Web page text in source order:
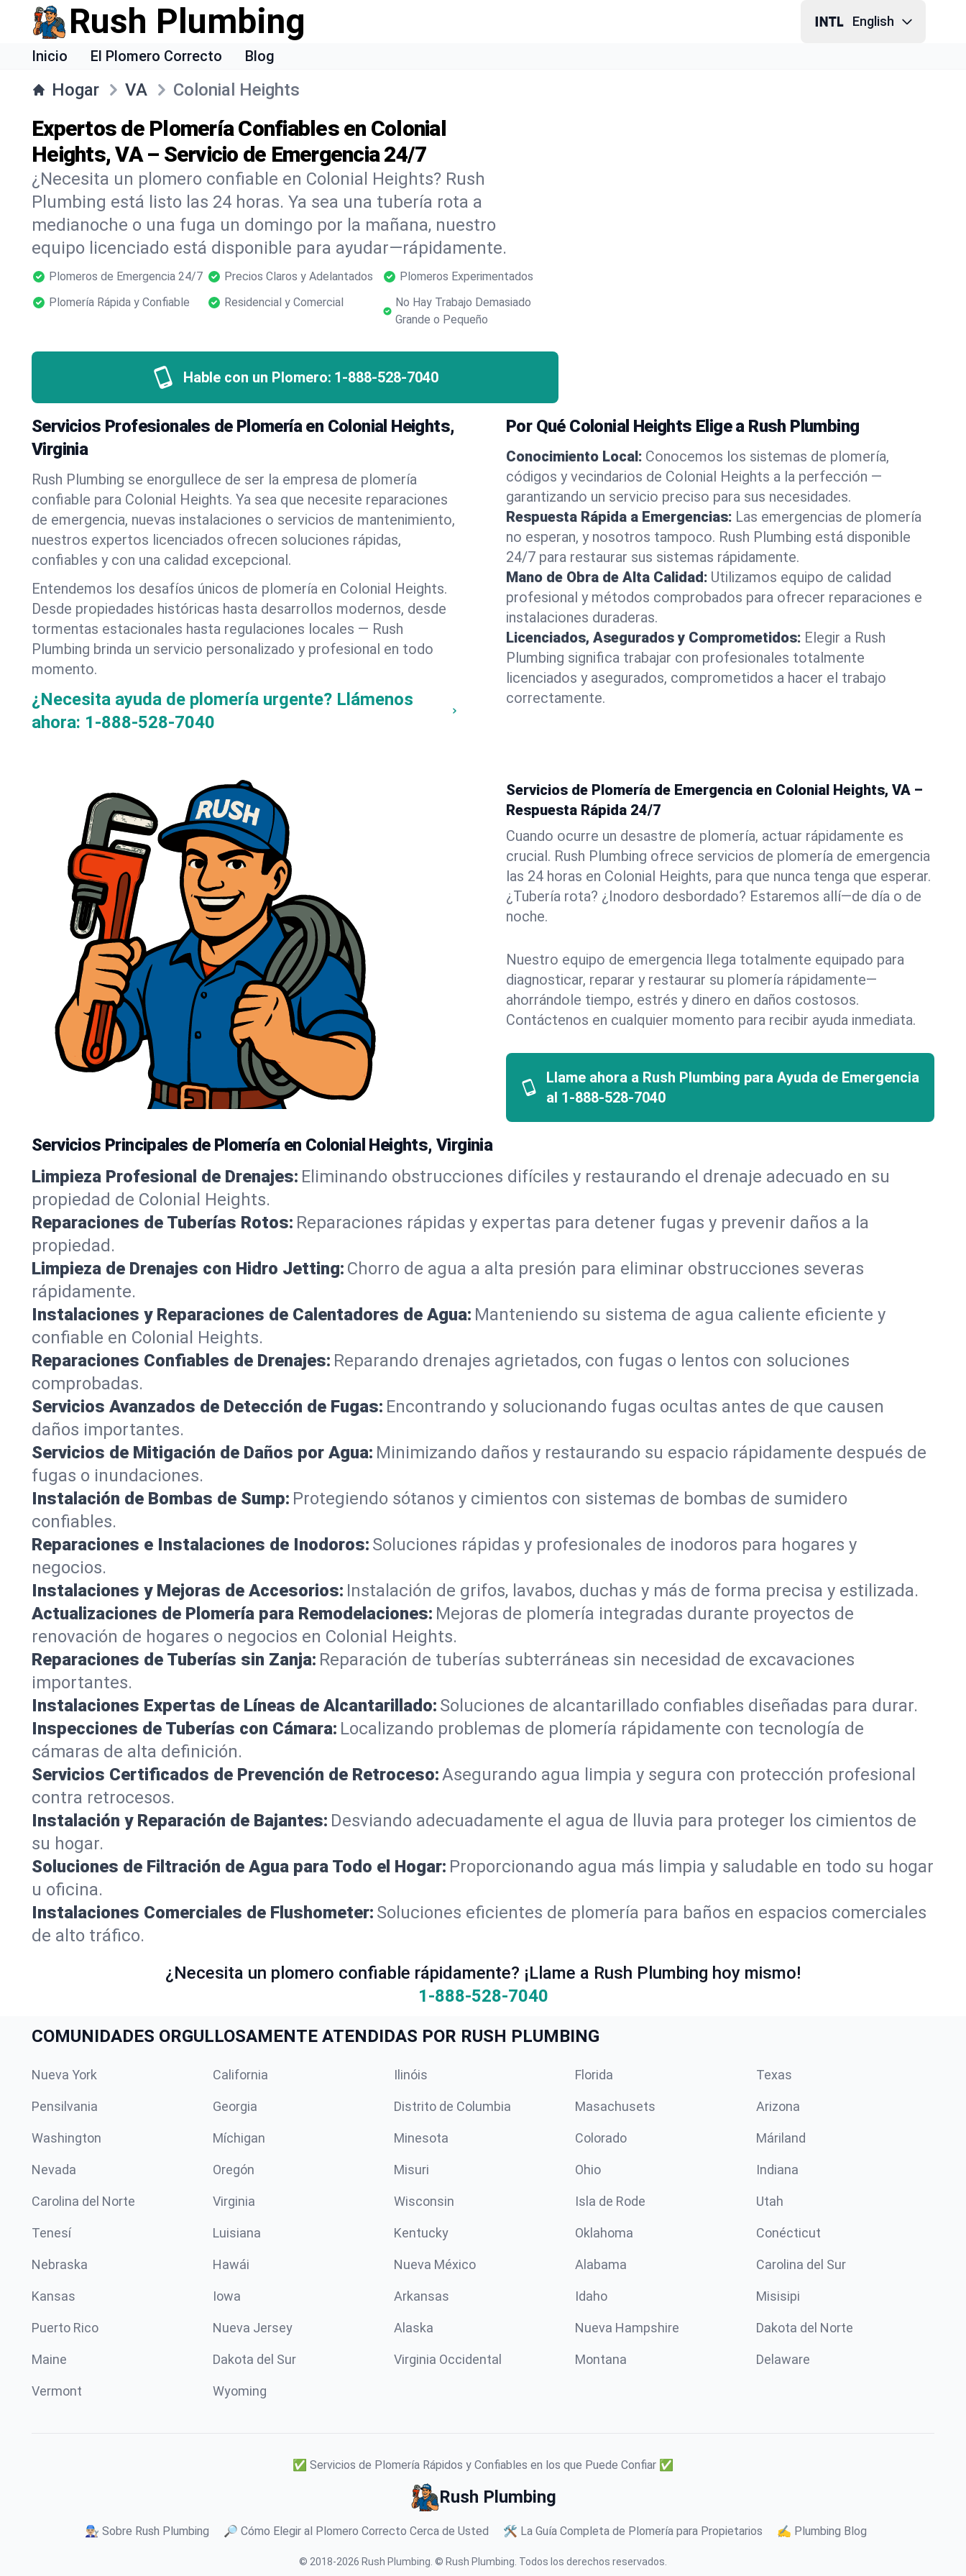
Rush Plumbing English
Inicio El Plomero Correcto Blog
Hogar VA Colonial Heights
Expertos de Plomería Confiables en Colonial
Heights, VA – Servicio de Emergencia 24/7
¿Necesita un plomero confiable en Colonial Heights? Rush
Plumbing está listo las 24 horas. Ya sea una tubería rota a
medianoche o una fuga un domingo por la mañana, nuestro
equipo licenciado está disponible para ayudar—rápidamente.
Plomeros de Emergencia 24/7 Precios Claros y Adelantados
Plomeros Experimentados
Plomería Rápida y Confiable
Residencial y Comercial
No Hay Trabajo Demasiado
Grande o Pequeño
Hable con un Plomero: 1-888-528-7040
Servicios Profesionales de Plomería en Colonial Heights,
Virginia
Rush Plumbing se enorgullece de ser la empresa de plomería
confiable para Colonial Heights. Ya sea que necesite reparaciones
de emergencia, nuevas instalaciones o servicios de mantenimiento,
nuestros expertos licenciados ofrecen soluciones rápidas,
confiables y con una calidad excepcional.
Entendemos los desafíos únicos de plomería en Colonial Heights.
Desde propiedades históricas hasta desarrollos modernos, desde
tormentas estacionales hasta regulaciones locales — Rush
Plumbing brinda un servicio personalizado y profesional en todo
momento.
¿Necesita ayuda de plomería urgente? Llámenos
ahora: 1-888-528-7040
Por Qué Colonial Heights Elige a Rush Plumbing
Conocimiento Local: Conocemos los sistemas de plomería,
códigos y vecindarios de Colonial Heights a la perfección —
garantizando un servicio preciso para sus necesidades.
Respuesta Rápida a Emergencias: Las emergencias de plomería
no esperan, y nosotros tampoco. Rush Plumbing está disponible
24/7 para restaurar sus sistemas rápidamente.
Mano de Obra de Alta Calidad: Utilizamos equipo de calidad
profesional y métodos comprobados para ofrecer reparaciones e
instalaciones duraderas.
Licenciados, Asegurados y Comprometidos: Elegir a Rush
Plumbing significa trabajar con profesionales totalmente
licenciados y asegurados, comprometidos a hacer el trabajo
correctamente.
Servicios de Plomería de Emergencia en Colonial Heights, VA –
Respuesta Rápida 24/7
Cuando ocurre un desastre de plomería, actuar rápidamente es
crucial. Rush Plumbing ofrece servicios de plomería de emergencia
las 24 horas en Colonial Heights, para que nunca tenga que esperar.
¿Tubería rota? ¿Inodoro desbordado? Estaremos allí—de día o de
noche.
Nuestro equipo de emergencia llega totalmente equipado para
diagnosticar, reparar y restaurar su plomería rápidamente—
ahorrándole tiempo, estrés y dinero en daños costosos.
Contáctenos en cualquier momento para recibir ayuda inmediata.
Llame ahora a Rush Plumbing para Ayuda de Emergencia
al 1-888-528-7040
Servicios Principales de Plomería en Colonial Heights, Virginia
Limpieza Profesional de Drenajes: Eliminando obstrucciones difíciles y restaurando el drenaje adecuado en su
propiedad de Colonial Heights.
Reparaciones de Tuberías Rotos: Reparaciones rápidas y expertas para detener fugas y prevenir daños a la
propiedad.
Limpieza de Drenajes con Hidro Jetting: Chorro de agua a alta presión para eliminar obstrucciones severas
rápidamente.
Instalaciones y Reparaciones de Calentadores de Agua: Manteniendo su sistema de agua caliente eficiente y
confiable en Colonial Heights.
Reparaciones Confiables de Drenajes: Reparando drenajes agrietados, con fugas o lentos con soluciones
comprobadas.
Servicios Avanzados de Detección de Fugas: Encontrando y solucionando fugas ocultas antes de que causen
daños importantes.
Servicios de Mitigación de Daños por Agua: Minimizando daños y restaurando su espacio rápidamente después de
fugas o inundaciones.
Instalación de Bombas de Sump: Protegiendo sótanos y cimientos con sistemas de bombas de sumidero
confiables.
Reparaciones e Instalaciones de Inodoros: Soluciones rápidas y profesionales de inodoros para hogares y
negocios.
Instalaciones y Mejoras de Accesorios: Instalación de grifos, lavabos, duchas y más de forma precisa y estilizada.
Actualizaciones de Plomería para Remodelaciones: Mejoras de plomería integradas durante proyectos de
renovación de hogares o negocios en Colonial Heights.
Reparaciones de Tuberías sin Zanja: Reparación de tuberías subterráneas sin necesidad de excavaciones
importantes.
Instalaciones Expertas de Líneas de Alcantarillado: Soluciones de alcantarillado confiables diseñadas para durar.
Inspecciones de Tuberías con Cámara: Localizando problemas de plomería rápidamente con tecnología de
cámaras de alta definición.
Servicios Certificados de Prevención de Retroceso:Asegurando agua limpia y segura con protección profesional
contra retrocesos.
Instalación y Reparación de Bajantes: Desviando adecuadamente el agua de lluvia para proteger los cimientos de
su hogar.
Soluciones de Filtración de Agua para Todo el Hogar: Proporcionando agua más limpia y saludable en todo su hogar
u oficina.
Instalaciones Comerciales de Flushometer: Soluciones eficientes de plomería para baños en espacios comerciales
de alto tráfico.
¿Necesita un plomero confiable rápidamente? ¡Llame a Rush Plumbing hoy mismo!
1-888-528-7040
COMUNIDADES ORGULLOSAMENTE ATENDIDAS POR RUSH PLUMBING
Nueva York California Ilinóis Florida Texas
Pensilvania Georgia Distrito de Columbia Masachusets Arizona
Washington Míchigan Minesota Colorado Máriland
Nevada Oregón Misuri Ohio Indiana
Carolina del Norte Virginia Wisconsin Isla de Rode Utah
Tenesí Luisiana Kentucky Oklahoma Conécticut
Nebraska Hawái Nueva México Alabama Carolina del Sur
Kansas Iowa Arkansas Idaho Misisipi
Puerto Rico Nueva Jersey Alaska Nueva Hampshire Dakota del Norte
Maine Dakota del Sur Virginia Occidental Montana Delaware
Vermont Wyoming
✅ Servicios de Plomería Rápidos y Confiables en los que Puede Confiar ✅
Rush Plumbing
👨🏼‍🔧 Sobre Rush Plumbing 🔎 Cómo Elegir al Plomero Correcto Cerca de Usted 🛠️ La Guía Completa de Plomería para Propietarios ✍️ Plumbing Blog
© 2018-2026 Rush Plumbing © Rush Plumbing. Todos los derechos reservados.